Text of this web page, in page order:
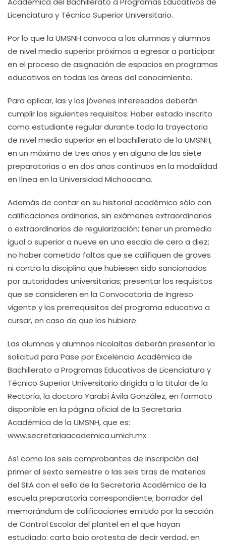
Licenciatura y Técnico Superior Universitario.
Por lo que la UMSNH convoca a las alumnas y alumnos
de nivel medio superior próximos a egresar a participar
en el proceso de asignación de espacios en programas
educativos en todas las áreas del conocimiento.
Para aplicar, las y los jóvenes interesados deberán
cumplir los siguientes requisitos: Haber estado inscrito
como estudiante regular durante toda la trayectoria
de nivel medio superior en el bachillerato de la UMSNH,
en un máximo de tres años y en alguna de las siete
preparatorias o en dos años continuos en la modalidad
en línea en la Universidad Michoacana.
Además de contar en su historial académico sólo con
calificaciones ordinarias, sin exámenes extraordinarios
o extraordinarios de regularización; tener un promedio
igual o superior a nueve en una escala de cero a diez;
no haber cometido faltas que se califiquen de graves
ni contra la disciplina que hubiesen sido sancionadas
por autoridades universitarias; presentar los requisitos
que se consideren en la Convocatoria de Ingreso
vigente y los prerrequisitos del programa educativo a
cursar, en caso de que los hubiere.
Las alumnas y alumnos nicolaitas deberán presentar la
solicitud para Pase por Excelencia Académica de
Bachillerato a Programas Educativos de Licenciatura y
Técnico Superior Universitario dirigida a la titular de la
Rectoría, la doctora Yarabí Ávila González, en formato
disponible en la página oficial de la Secretaría
Académica de la UMSNH, que es:
www.secretariaacademica.umich.mx
Así como los seis comprobantes de inscripción del
primer al sexto semestre o las seis tiras de materias
del SIIA con el sello de la Secretaría Académica de la
escuela preparatoria correspondiente; borrador del
memorándum de calificaciones emitido por la sección
de Control Escolar del plantel en el que hayan
estudiado; carta bajo protesta de decir verdad, en